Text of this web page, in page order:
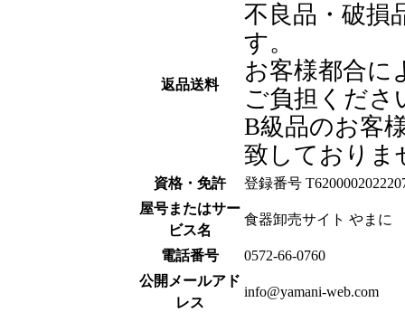
返品送料
不良品・破損
す。
お客様都合に
ご負担くださ
B級品のお客
致しておりま
資格・免許
登録番号
屋号またはサー
ビス名
食器卸売サイト やまに
電話番号
0572-66-0760
公開メールアド
レス
info@yamani-web.com